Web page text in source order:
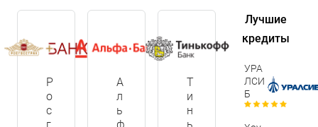
Р
о
с
г
А
л
ь
ф
Т
и
н
ь
Лучшие
кредиты
УРА
ЛСИ
Б